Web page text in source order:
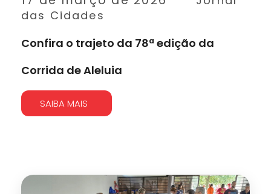
das Cidades
Confira o trajeto da 78ª edição da
Corrida de Aleluia
SAIBA MAIS